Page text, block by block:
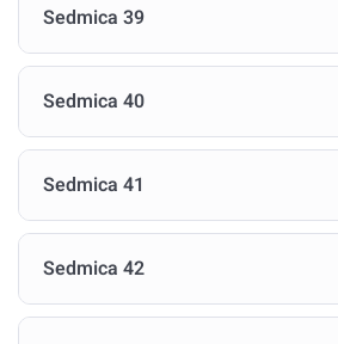
Sedmica 39
Sedmica 40
Sedmica 41
Sedmica 42